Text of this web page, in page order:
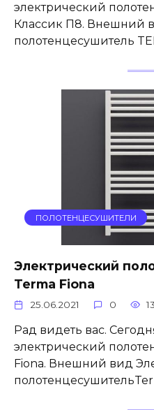
электрический
Классик П8. Внешний
полотенцесушитель
ПОЛОТЕНЦЕСУШИТЕЛИ
Электрический
Terma Fiona
25.06.2021 0
Рад видеть вас.
электрический
Fiona. Внешний вид